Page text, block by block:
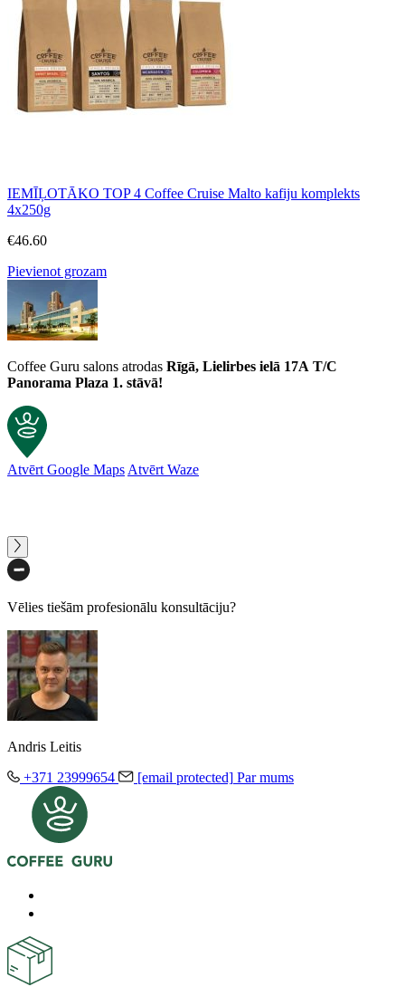
IEMĪĻOTĀKO TOP 4 Coffee Cruise Malto kafiju komplekts
4x250g
€46.60
Pievienot grozam
Coffee Guru salons atrodas Rīgā, Lielirbes ielā 17A T/C
Panorama Plaza 1. stāvā!
Atvērt Google Maps Atvērt Waze
Vēlies tiešām profesionālu konsultāciju?
Andris Leitis
+371 23999654
[email protected] Par mums